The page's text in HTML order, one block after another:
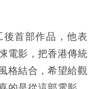
首部作品，他表
電影，把香港傳統
格結合，希望給觀